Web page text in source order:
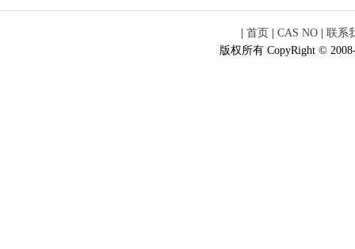
首页 CAS NO
联系
版权所有 CopyRight ©